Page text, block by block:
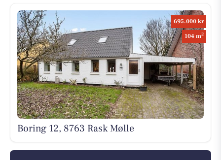
695.000 kr
104 m2
Boring 12, 8763 Rask Mølle